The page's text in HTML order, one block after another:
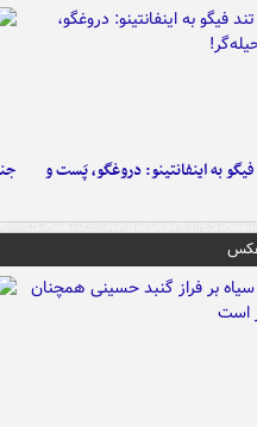
به اینفانتینو: دروغگو، پَست‌ و
عکس